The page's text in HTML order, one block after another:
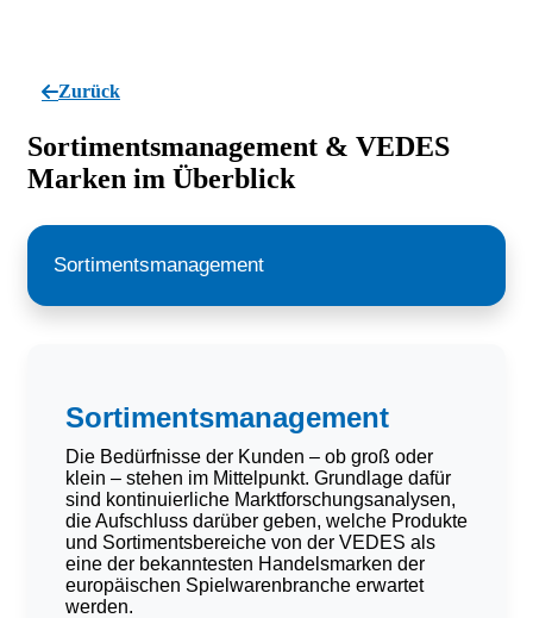
Zurück
Sortimentsmanagement & VEDES
Marken im Überblick
Sortimentsmanagement
Sortimentsmanagement
Die Bedürfnisse der Kunden – ob groß oder
klein – stehen im Mittelpunkt. Grundlage dafür
sind kontinuierliche Marktforschungsanalysen,
die Aufschluss darüber geben, welche Produkte
und Sortimentsbereiche von der VEDES als
eine der bekanntesten Handelsmarken der
europäischen Spielwarenbranche erwartet
werden.